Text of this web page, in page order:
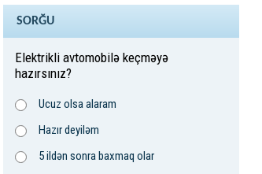
SORĞU
Elektrikli avtomobilə keçməyə
hazırsınız?
Ucuz olsa alaram
Hazır deyiləm
5 ildən sonra baxmaq olar